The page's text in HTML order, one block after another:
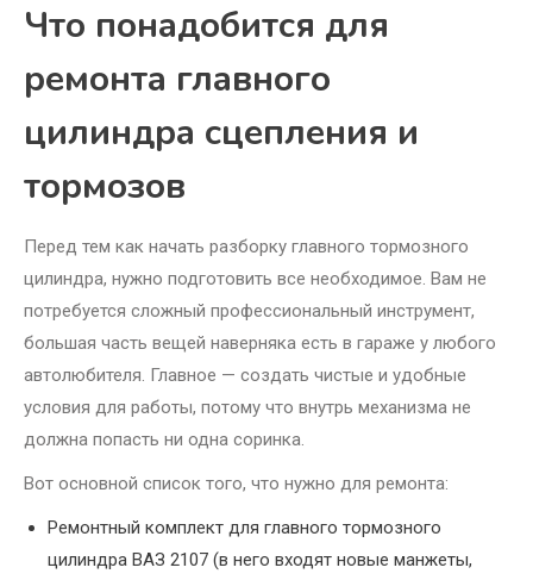
Что понадобится для
ремонта главного
цилиндра сцепления и
тормозов
Перед тем как начать разборку главного тормозного
цилиндра, нужно подготовить все необходимое. Вам не
потребуется сложный профессиональный инструмент,
большая часть вещей наверняка есть в гараже у любого
автолюбителя. Главное — создать чистые и удобные
условия для работы, потому что внутрь механизма не
должна попасть ни одна соринка.
Вот основной список того, что нужно для ремонта:
Ремонтный комплект для главного тормозного
цилиндра ВАЗ 2107 (в него входят новые манжеты,